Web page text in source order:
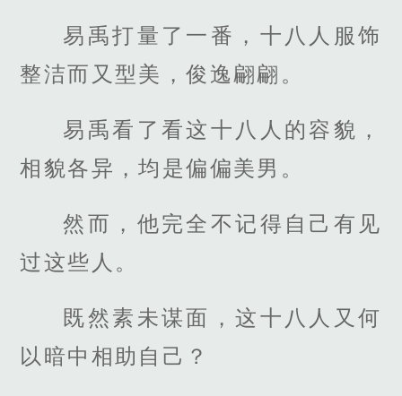
易禹打量了一番，十八人服饰
整洁而又型美，俊逸翩翩。
易禹看了看这十八人的容貌，
相貌各异，均是偏偏美男。
然而，他完全不记得自己有见
过这些人。
既然素未谋面，这十八人又何
以暗中相助自己？